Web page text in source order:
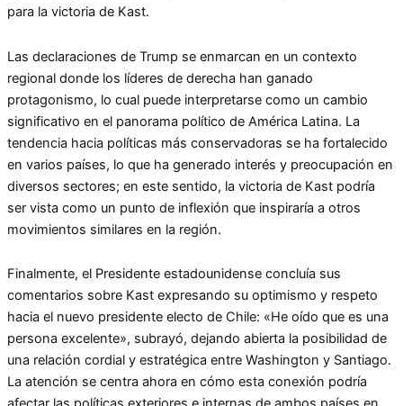
para la victoria de Kast.
Las declaraciones de Trump se enmarcan en un contexto
regional donde los líderes de derecha han ganado
protagonismo, lo cual puede interpretarse como un cambio
significativo en el panorama político de América Latina. La
tendencia hacia políticas más conservadoras se ha fortalecido
en varios países, lo que ha generado interés y preocupación en
diversos sectores; en este sentido, la victoria de Kast podría
ser vista como un punto de inflexión que inspiraría a otros
movimientos similares en la región.
Finalmente, el Presidente estadounidense concluía sus
comentarios sobre Kast expresando su optimismo y respeto
hacia el nuevo presidente electo de Chile: «He oído que es una
persona excelente», subrayó, dejando abierta la posibilidad de
una relación cordial y estratégica entre Washington y Santiago.
La atención se centra ahora en cómo esta conexión podría